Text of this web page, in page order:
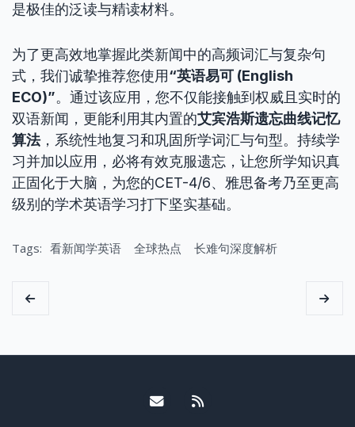
是极佳的泛读与精读材料。
为了更高效地掌握此类新闻中的高频词汇与复杂句
式，我们诚挚推荐您使用“英语易可 (English
ECO)”。通过该应用，您不仅能接触到权威且实时的
双语新闻，更能利用其内置的艾宾浩斯遗忘曲线记忆
算法，系统性地复习和巩固所学词汇与句型。持续学
习并加以应用，必将有效克服遗忘，让您所学知识真
正固化于大脑，为您的CET-4/6、雅思备考乃至更高
级别的学术英语学习打下坚实基础。
Tags: 看新闻学英语 全球热点 长难句深度解析
Email me